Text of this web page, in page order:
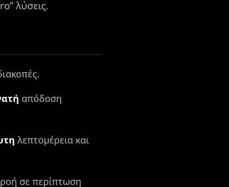
λύσεις.
απόδοση
λεπτομέρεια και
σε περίπτωση